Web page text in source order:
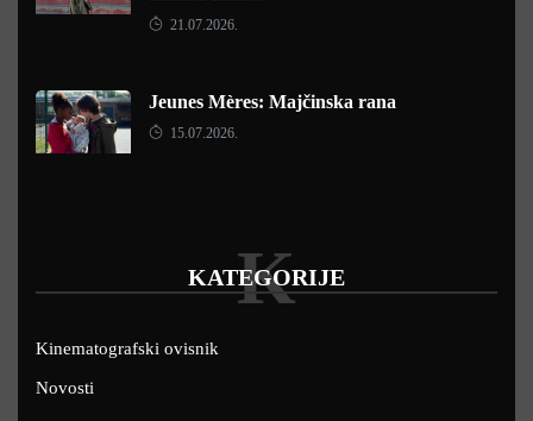
21.07.2026.
Jeunes Mères: Majčinska rana
15.07.2026.
KATEGORIJE
K
Kinematografski ovisnik
Novosti